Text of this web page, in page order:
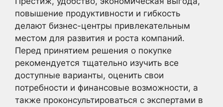
повышение продуктивности и гибкость
делают бизнес-центры привлекательным
местом для развития и роста компаний.
Перед принятием решения о покупке
рекомендуется тщательно изучить все
доступные варианты, оценить свои
потребности и финансовые возможности, а
также проконсультироваться с экспертами в